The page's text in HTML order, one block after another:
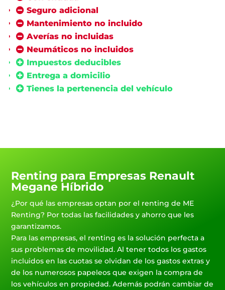
Seguro adicional
Mantenimiento no incluido
Averías no incluidas
Neumáticos no incluidos
Impuestos deducibles
Entrega a domicilio
Tienes la pertenencia del vehículo
Renting para Empresas Renault
Megane Híbrido
¿Por qué las empresas optan por el renting de ME
Renting? Por todas las facilidades y ahorro que les
garantizamos.
Para las empresas, el renting es la solución perfecta a
sus problemas de movilidad. Al tener todos los gastos
incluidos en las cuotas se olvidan de los gastos extras y
de los numerosos papeleos que exigen la compra de
los vehículos en propiedad. Además podrán cambiar de